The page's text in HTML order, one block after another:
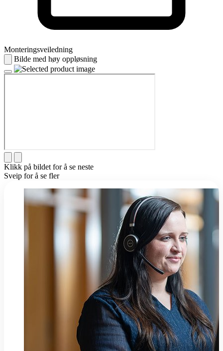
Monteringsveiledning
Bilde med høy oppløsning
Klikk på bildet for å se neste
Sveip for å se fler